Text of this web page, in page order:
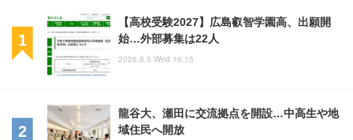
【高校受験2027】広島叡智学園高、出願開
始…外部募集は22人
2026.8.5 Wed 16:15
龍谷大、瀬田に交流拠点を開設…中高生や地
域住民へ開放